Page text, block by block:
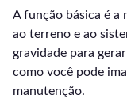
A função básica é a
ao terreno e ao
gravidade para
como você pode
manutenção.